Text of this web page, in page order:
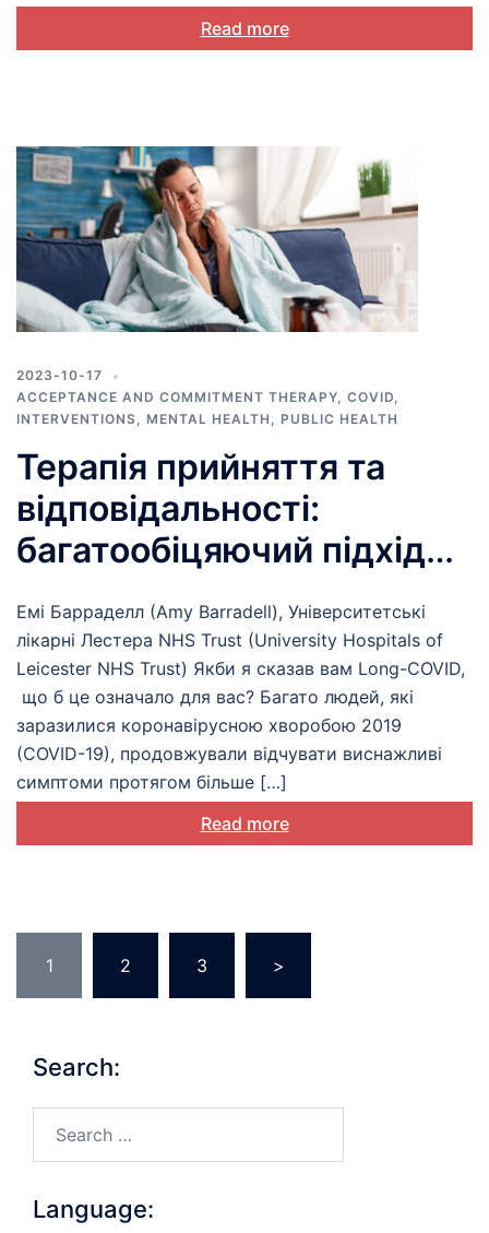
Read more
2023-10-17
ACCEPTANCE AND COMMITMENT THERAPY, COVID,
INTERVENTIONS, MENTAL HEALTH , PUBLIC HEALTH
Терапія прийняття та
відповідальності:
багатообіцяючий підхід
COVID
Емі Барраделл (Amy Barradell), Університетські
лікарні Лестера NHS Trust (University Hospitals of
Leicester NHS Trust) Якби я сказав вам Long-COVID,
що б це означало для вас? Багато людей, які
заразилися коронавірусною хворобою 2019
(COVID-19), продовжували відчувати виснажливі
симптоми протягом більше […]
Read more
pagination
1 2 3 >
Search:
Language: